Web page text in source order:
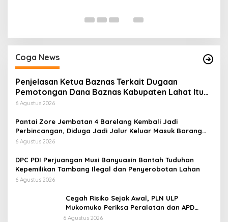
Coga News
Penjelasan Ketua Baznas Terkait Dugaan
Pemotongan Dana Baznas Kabupaten Lahat Itu
Tidak Benar
6 Agustus 2026
Pantai Zore Jembatan 4 Barelang Kembali Jadi
Perbincangan, Diduga Jadi Jalur Keluar Masuk Barang
Tanpa Dokumen Kepabeanan, Nama Berinisial WL
di Kawasan Pesisir
6 Agustus 2026
DPC PDI Perjuangan Musi Banyuasin Bantah Tuduhan
Kepemilikan Tambang Ilegal dan Penyerobotan Lahan
6 Agustus 2026
Cegah Risiko Sejak Awal, PLN ULP
Mukomuko Periksa Peralatan dan APD
Petugas secara Rutin
6 Agustus 2026